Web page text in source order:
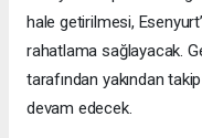
hale getirilmesi,
rahatlama sağlayacak.
tarafından yakından
devam edecek.